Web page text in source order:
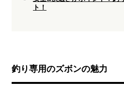
ト！
釣り専用のズボンの魅力